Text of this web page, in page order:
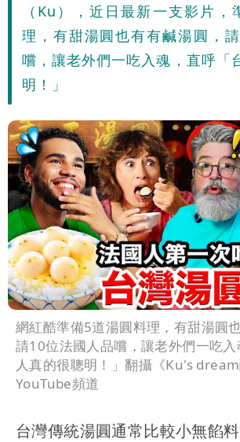
（Ku），近日最新一支影片，
理，有甜湯圓也有有鹹湯圓，
嚐，讓老外們一吃入魂，直呼「
明！」
網紅酷準備5道湯圓料理，有甜湯圓
請10位法國人品嚐，讓老外們一吃
人真的很聰明！」翻攝《Ku's
YouTube頻道
台灣傳統湯圓通常比較小無餡